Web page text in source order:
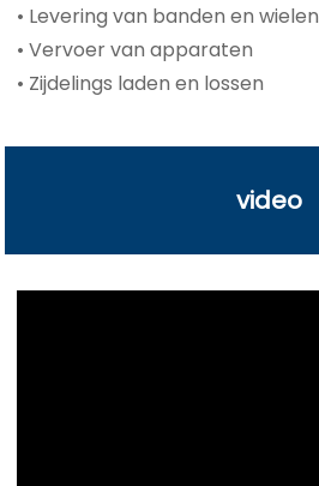
• Levering van banden en wielen
• Vervoer van apparaten
• Zijdelings laden en lossen
video